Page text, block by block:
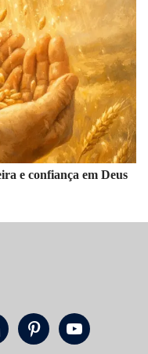
e confiança em Deus